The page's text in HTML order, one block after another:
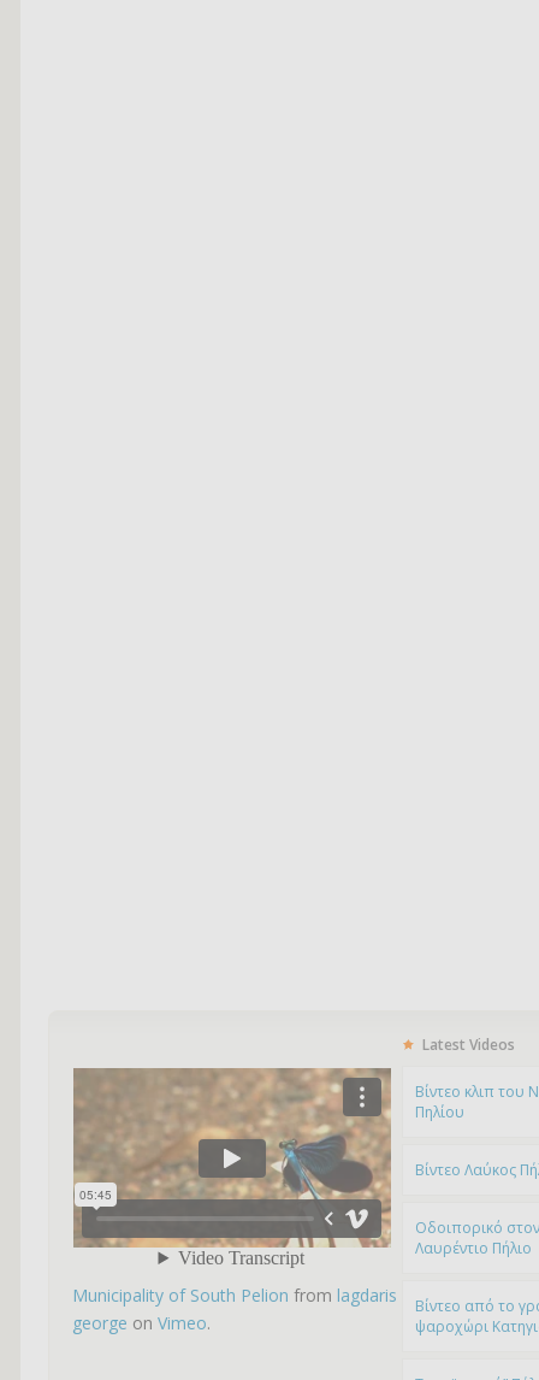
Municipality of South Pelion from lagdaris
george on Vimeo.
Latest Videos
Bίντεο κλιπ του
Πηλίου
Βίντεο Λαύκος
Οδοιπορικό
Λαυρέντιο Πήλιο
Βίντεο από το
ψαροχώρι